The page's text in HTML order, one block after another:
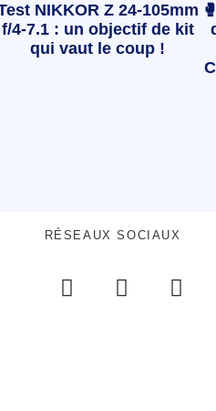
NIKKOR Z 24-105mm
f/4-7.1 : un objectif de kit
qui vaut le coup !
RÉSEAUX SOCIAUX